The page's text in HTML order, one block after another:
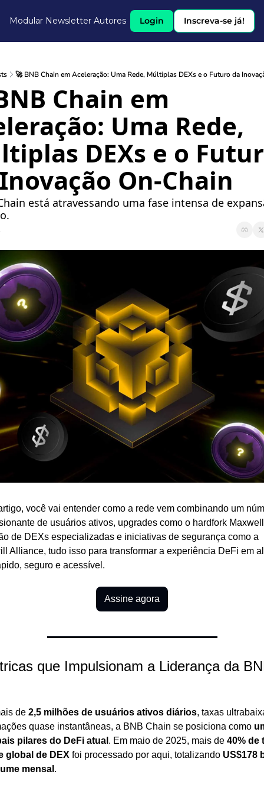
Modular Newsletter Autores Login Inscreva-se já!
🚀 BNB Chain em Aceleração: Uma Rede, Múltiplas DEXs e o Futuro da
Chain em
Uma Rede,
DEXs e o
On-Chain
está atravessando uma fase intensa de
você vai entender como a rede vem combinando um
de usuários ativos, upgrades como o hardfork
de DEXs especializadas e iniciativas de segurança como a
Alliance, tudo isso para transformar a experiência DeFi em
seguro e acessível.
Assine agora
que Impulsionam a Liderança da
de 2,5 milhões de usuários ativos diários, taxas
quase instantâneas, a BNB Chain se posiciona como
pilares do DeFi atual . Em maio de 2025, mais de 40% de
global de DEX foi processado por aqui, totalizando US$178
mensal .